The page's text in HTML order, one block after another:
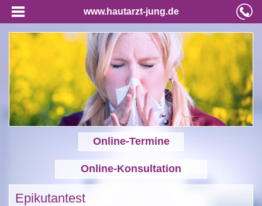
www.hautarzt-jung.de
Online-Termine
Online-Konsultation
Epikutantest